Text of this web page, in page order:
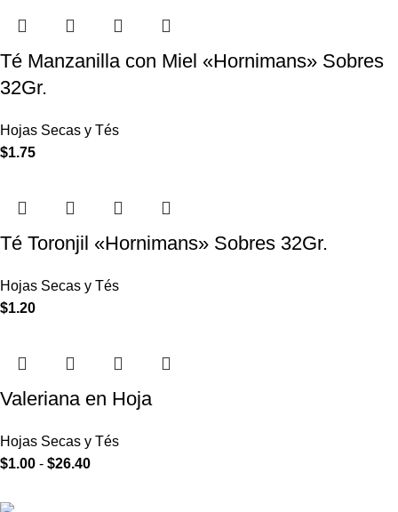
Té Manzanilla con Miel «Hornimans» Sobres
32Gr.
Hojas Secas y Tés
$1.75
Té Toronjil «Hornimans» Sobres 32Gr.
Hojas Secas y Tés
$1.20
Valeriana en Hoja
Hojas Secas y Tés
$1.00 - $26.40